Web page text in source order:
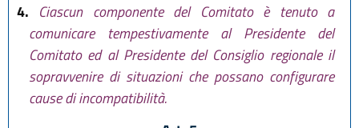
4. Ciascun componente del Comitato è tenuto a
comunicare tempestivamente al Presidente del
Comitato ed al Presidente del Consiglio regionale il
sopravvenire di situazioni che possano configurare
cause di incompatibilità.